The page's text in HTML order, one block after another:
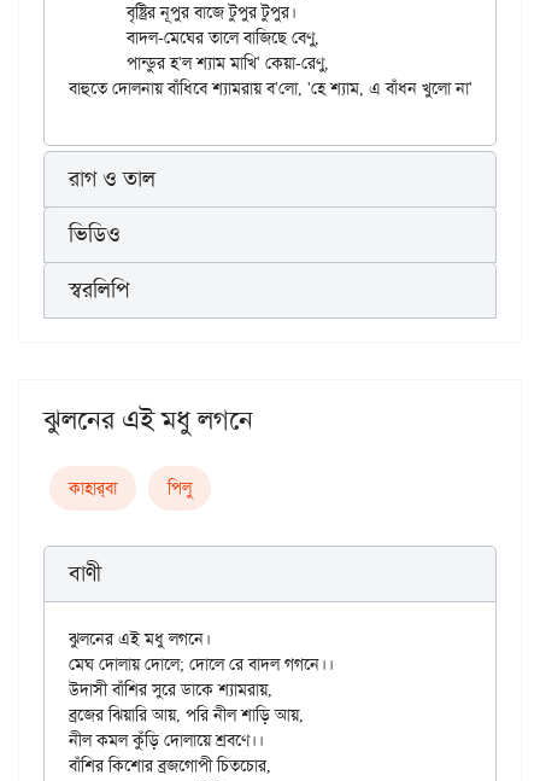
	বৃষ্ট্রির নূপুর বাজে টুপুর টুপুর।
	বাদল-মেঘের তালে বাজিছে বেণু,
রাগ ও তাল
ভিডিও
স্বরলিপি
ঝুলনের এই মধু লগনে
কাহার্‌বা পিলু
বাণী
ঝুলনের এই মধু লগনে।
মেঘ দোলায় দোলে; দোলে রে বাদল গগনে।।
উদাসী বাঁশির সুরে ডাকে শ্যামরায়,
ব্রজের ঝিয়ারি আয়, পরি নীল শাড়ি আয়,
নীল কমল কুঁড়ি দোলায়ে শ্রবণে।।
বাঁশির কিশোর ব্রজগোপী চিতচোর,